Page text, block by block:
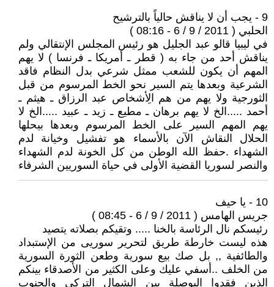
9 - يجب أن لا يناقش حالياً بالترشيح
الحلبي ( 2011 / 9 / 6 - 08:16 )
في ليبيا قالو عبد الجليل هو رئيس المجلس الإنتقالي ولم
يناقش أحد من جاء به ( قطر ـ أمريكا ـ فرنسا ) لا يهم
المهم أن يكون للشعب ممثل شرعي بدل النظام فاقد
الشرعية وبعدها يتم السير نحو الخط المرسوم من قبل
الثورجية ولا يهم من هم الِأشخاص عبد الرزاق ـ هيثم ـ
أحمد .....الخ لا يهم برهان ـ مطيع ـ زيد ـ عبيد .....الخ لا
يهم المهم السير على الخط المرسوم وبعدها بيحلها
الحلال النقاش الآن بالأسماء هو تفشيل وخيانة لدم
الشهداء .حفظ الله الوطن من كل الخونة لدم الشهداء
والنصر لسوريا القضية الأولى في حياة السوريين الشرفاء
10 - يا حيف
جريس الهامس ( 2011 / 9 / 6 - 08:45 )
رئيسكم نال الرئاسة بالخنا ..... وتقيكم بصلاته يتصيد
هذه ليست خارطة طريق لتحرير سوريى من الإستبداد
والطائفية ,, بل صك بيع سورية وطعن الثورة السورية
من الخلف ..أسفي عليك وعلى الكثير من الأصدقاء بينكم
الذين فقدوا البوصلة بين الشمال التركي والجنوب